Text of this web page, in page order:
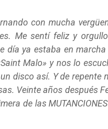
con mucha
Me sentí feliz y
día ya estaba en
Malo» y nos lo
disco así. Y de repente
Veinte años después
de las